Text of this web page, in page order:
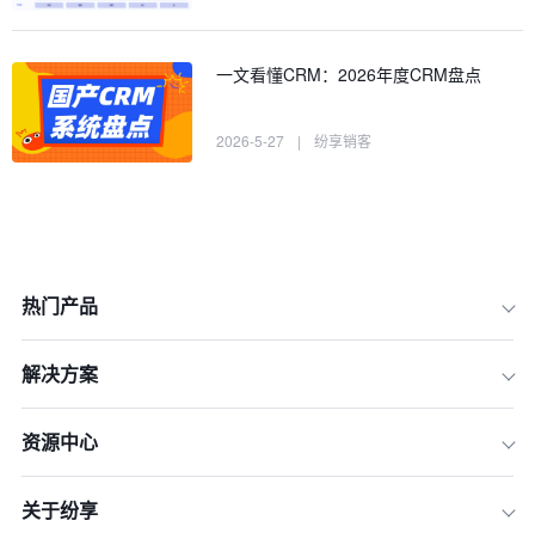
一文看懂CRM：2026年度CRM盘点
2026-5-27 | 纷享销客
热门产品
解决方案
资源中心
关于纷享